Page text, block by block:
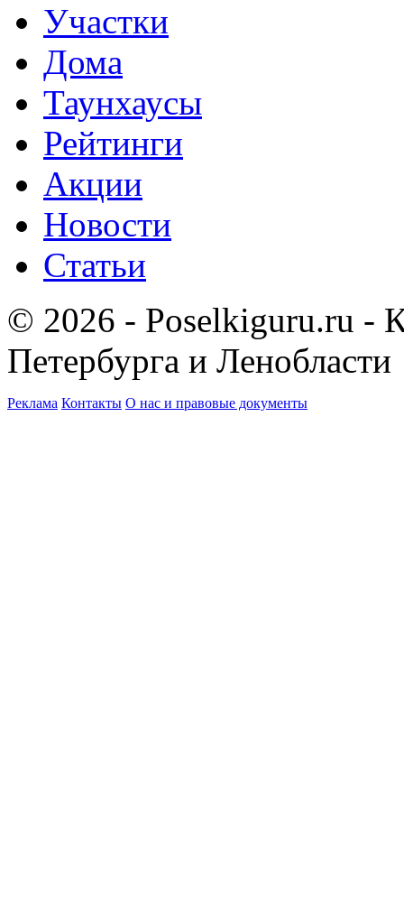
Участки
Дома
Таунхаусы
Рейтинги
Акции
Новости
Статьи
© 2026 - Poselkiguru.ru -
Петербурга и Ленобласти
Реклама Контакты О нас и правовые документы